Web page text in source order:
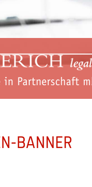
BANNER